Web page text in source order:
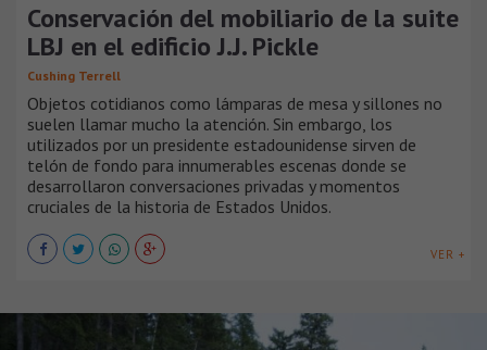
Conservación del mobiliario de la suite
LBJ en el edificio J.J. Pickle
Cushing Terrell
Objetos cotidianos como lámparas de mesa y sillones no
suelen llamar mucho la atención. Sin embargo, los
utilizados por un presidente estadounidense sirven de
telón de fondo para innumerables escenas donde se
desarrollaron conversaciones privadas y momentos
cruciales de la historia de Estados Unidos.
VER +